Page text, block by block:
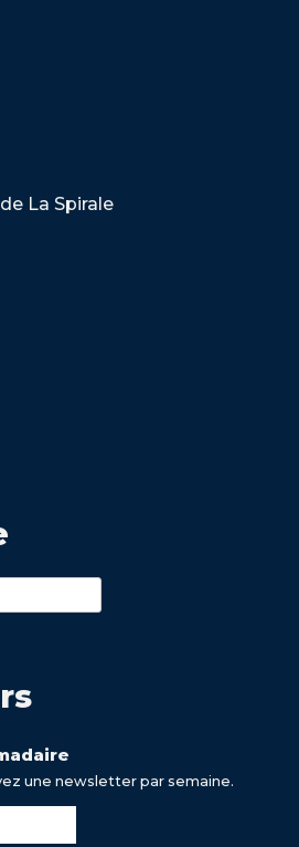
La Spirale
une newsletter par semaine.